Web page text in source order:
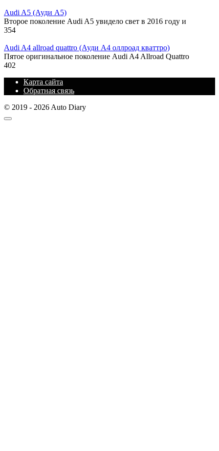
Audi A5 (Ауди А5)
Второе поколение Audi A5 увидело свет в 2016 году и
354
Audi A4 allroad quattro (Ауди А4 оллроад кваттро)
Пятое оригинальное поколение Audi A4 Allroad Quattro
402
Карта сайта
Обратная связь
© 2019 - 2026 Auto Diary